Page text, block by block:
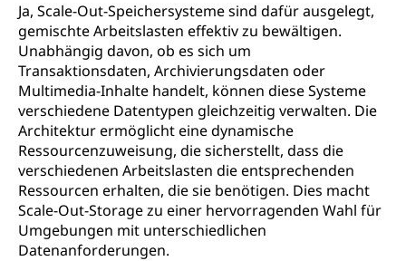
Ja, Scale-Out-Speichersysteme sind dafür ausgelegt,
gemischte Arbeitslasten effektiv zu bewältigen.
Unabhängig davon, ob es sich um
Transaktionsdaten, Archivierungsdaten oder
Multimedia-Inhalte handelt, können diese Systeme
verschiedene Datentypen gleichzeitig verwalten. Die
Architektur ermöglicht eine dynamische
Ressourcenzuweisung, die sicherstellt, dass die
verschiedenen Arbeitslasten die entsprechenden
Ressourcen erhalten, die sie benötigen. Dies macht
Scale-Out-Storage zu einer hervorragenden Wahl für
Umgebungen mit unterschiedlichen
Datenanforderungen.